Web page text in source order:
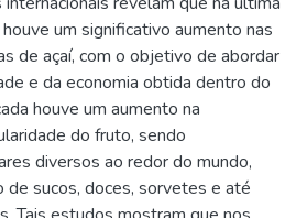
um significativo aumento nas
de açaí, com o objetivo de abordar
e da economia obtida dentro do
houve um aumento na
do fruto, sendo
diversos ao redor do mundo,
de sucos, doces, sorvetes e até